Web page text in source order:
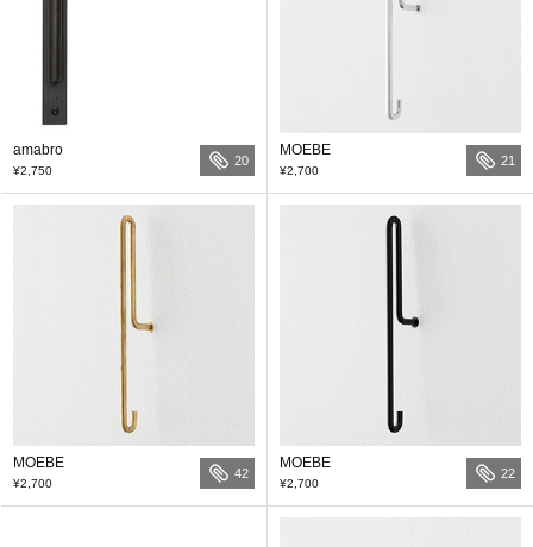
amabro
¥2,750
20
MOEBE
¥2,700
21
MOEBE
¥2,700
42
MOEBE
¥2,700
22